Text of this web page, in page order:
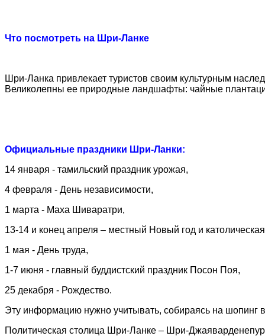
Что посмотреть на Шри-Ланке
Шри-Ланка привлекает туристов своим культурным
Великолепны ее природные ландшафты: чайные
Официальные праздники Шри-Ланки:
14 января - тамильский праздник урожая,
4 февраля - День независимости,
1 марта - Маха Шиваратри,
13-14 и конец апреля – местный Новый год и
1 мая - День труда,
1-7 июня - главный буддистский праздник Посон Поя,
25 декабря - Рождество.
Эту информацию нужно учитывать, собираясь на шопинг
Политическая столица Шри-Ланке – Шри-